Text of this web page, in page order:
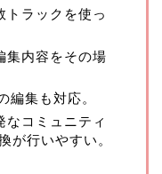
トラックを使っ
集内容をその場
編集も対応。
なコミュニティ
が行いやすい。